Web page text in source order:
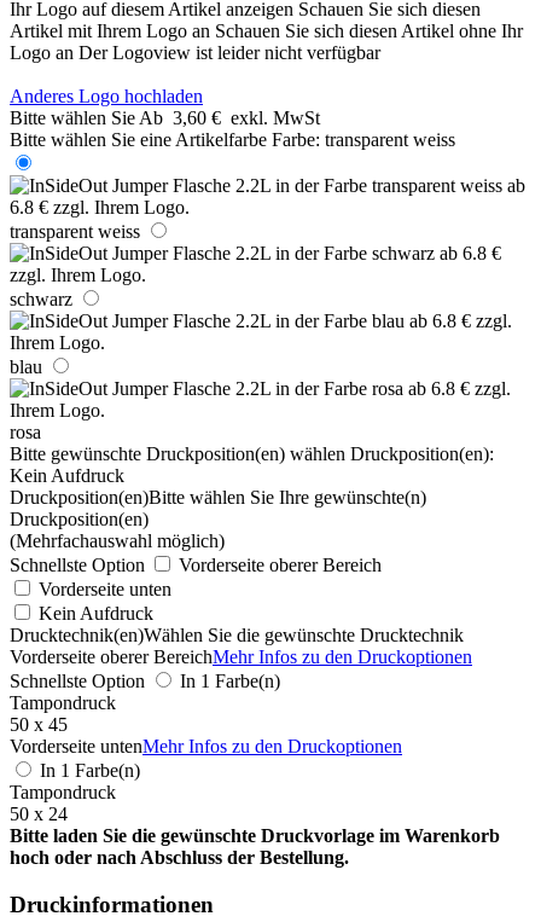
Ihr Logo auf diesem Artikel anzeigen Schauen Sie sich diesen
Artikel mit Ihrem Logo an Schauen Sie sich diesen Artikel ohne Ihr
Logo an Der Logoview ist leider nicht verfügbar
Anderes Logo hochladen
Bitte wählen Sie Ab 3,60 € exkl. MwSt
Bitte wählen Sie eine Artikelfarbe Farbe: transparent weiss
transparent weiss
schwarz
blau
rosa
Bitte gewünschte Druckposition(en) wählen Druckposition(en):
Kein Aufdruck
Druckposition(en)Bitte wählen Sie Ihre gewünschte(n)
Druckposition(en)
(Mehrfachauswahl möglich)
Schnellste Option
Vorderseite oberer Bereich
Vorderseite unten
Kein Aufdruck
Drucktechnik(en)Wählen Sie die gewünschte Drucktechnik
Vorderseite oberer BereichMehr Infos zu den Druckoptionen
Schnellste Option
In 1 Farbe(n)
Tampondruck
50 x 45
Vorderseite untenMehr Infos zu den Druckoptionen
In 1 Farbe(n)
Tampondruck
50 x 24
Bitte laden Sie die gewünschte Druckvorlage im Warenkorb
hoch oder nach Abschluss der Bestellung.
Druckinformationen